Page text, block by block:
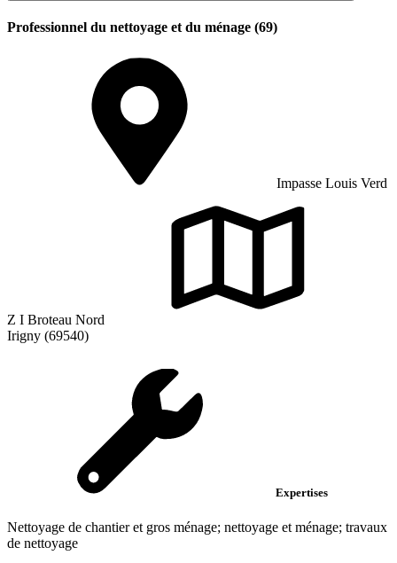
Professionnel du nettoyage et du ménage (69)
Impasse Louis Verd
Z I Broteau Nord
Irigny (69540)
Expertises
Nettoyage de chantier et gros ménage; nettoyage et ménage; travaux
de nettoyage